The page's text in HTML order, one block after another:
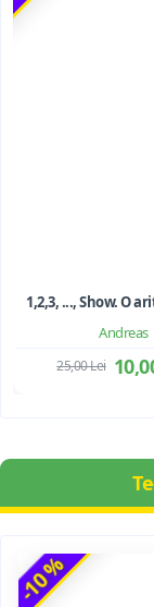
Andreas
25,00 Lei
-10 %